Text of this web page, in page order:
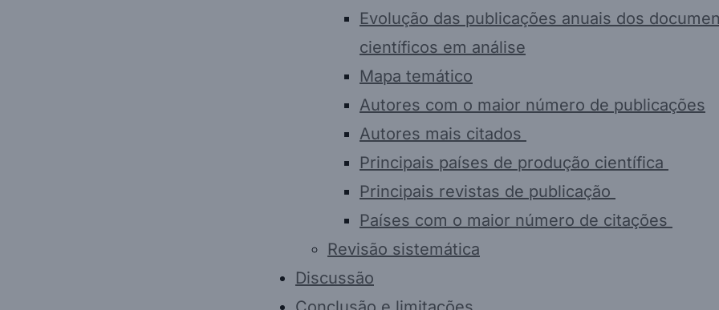
Evolução das publicações anuais dos
científicos em análise
Mapa temático
Autores com o maior número de publicações
Autores mais citados
Principais países de produção científica
Principais revistas de publicação
Países com o maior número de citações
Revisão sistemática
Discussão